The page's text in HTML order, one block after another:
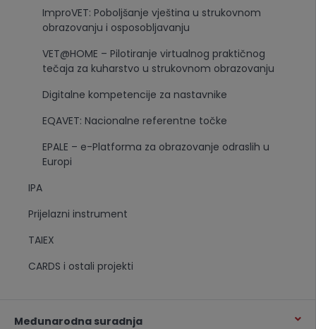
ImproVET: Poboljšanje vještina u strukovnom
obrazovanju i osposobljavanju
VET@HOME – Pilotiranje virtualnog praktičnog
tečaja za kuharstvo u strukovnom obrazovanju
Digitalne kompetencije za nastavnike
EQAVET: Nacionalne referentne točke
EPALE – e-Platforma za obrazovanje odraslih u
Europi
IPA
Prijelazni instrument
TAIEX
CARDS i ostali projekti
Međunarodna suradnja